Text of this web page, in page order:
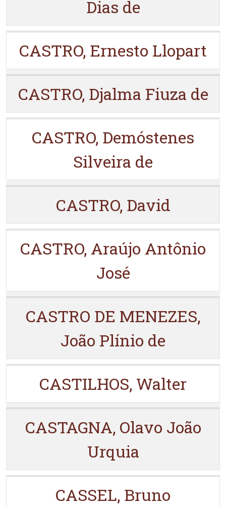
Dias de
CASTRO, Ernesto Llopart
CASTRO, Djalma Fiuza de
CASTRO, Demóstenes
Silveira de
CASTRO, David
CASTRO, Araújo Antônio
José
CASTRO DE MENEZES,
João Plínio de
CASTILHOS, Walter
CASTAGNA, Olavo João
Urquia
CASSEL, Bruno